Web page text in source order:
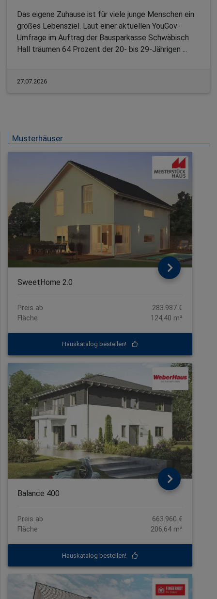
Das eigene Zuhause ist für viele junge Menschen ein
großes Lebensziel. Laut einer aktuellen YouGov-
Umfrage im Auftrag der Bausparkasse Schwäbisch
Hall träumen 64 Prozent der 20- bis 29-Jährigen ...
27.07.2026
Musterhäuser
SweetHome 2.0
Preis ab
283.987 €
Fläche
124,40 m²
Hauskatalog bestellen!
Balance 400
Preis ab
663.960 €
Fläche
206,64 m²
Hauskatalog bestellen!